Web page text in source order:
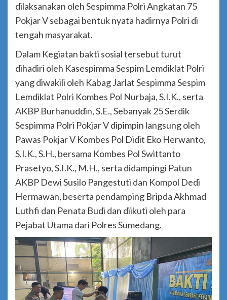
dilaksanakan oleh Sespimma Polri Angkatan 75
Pokjar V sebagai bentuk nyata hadirnya Polri di
tengah masyarakat.
Dalam Kegiatan bakti sosial tersebut turut
dihadiri oleh Kasespimma Sespim Lemdiklat Polri
yang diwakili oleh Kabag Jarlat Sespimma Sespim
Lemdiklat Polri Kombes Pol Nurbaja, S.I.K., serta
AKBP Burhanuddin, S.E., Sebanyak 25 Serdik
Sespimma Polri Pokjar V dipimpin langsung oleh
Pawas Pokjar V Kombes Pol Didit Eko Herwanto,
S.I.K., S.H., bersama Kombes Pol Swittanto
Prasetyo, S.I.K., M.H., serta didampingi Patun
AKBP Dewi Susilo Pangestuti dan Kompol Dedi
Hermawan, beserta pendamping Bripda Akhmad
Luthfi dan Penata Budi dan diikuti oleh para
Pejabat Utama dari Polres Sumedang.